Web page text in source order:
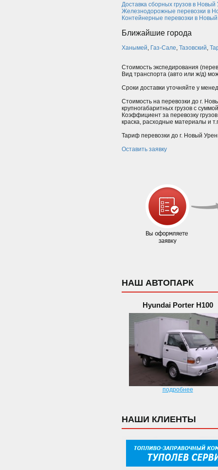
Доставка сборных грузов в Новый
Железнодорожные перевозки в
Контейнерные перевозки в
Ближайшие города
Ханымей, Газ-Сале, Тазовский,
Стоимость экспедирования
Вид транспорта (авто или ж/д)
Сроки доставки уточняйте у
Стоимость на перевозки до г.
крупногабаритных грузов с
Коэффициент за перевозку
краска, расходные материалы и
Тариф перевозки до г. Новый
Оставить заявку
НАШ АВТОПАРК
Hyundai Porter H100
подробнее
НАШИ КЛИЕНТЫ